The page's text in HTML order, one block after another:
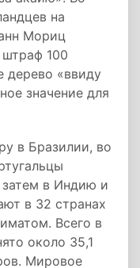
на
Мориц
штраф 100
дерево «ввиду
значение для
в Бразилии, во
затем в Индию и
в 32 странах
Всего в
около 35,1
Мировое